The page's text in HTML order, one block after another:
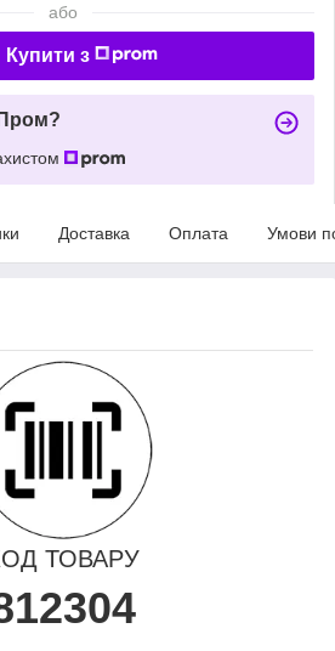
або
Купити з
Доставка Оплата Умови
ТОВАРУ